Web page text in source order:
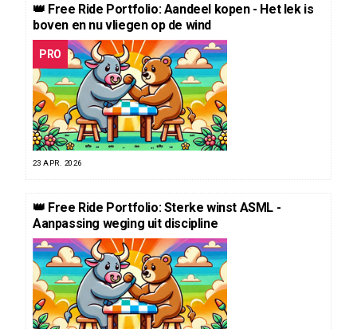
👑 Free Ride Portfolio: Aandeel kopen - Het lek is
boven en nu vliegen op de wind
PRO
23 APR. 2026
👑 Free Ride Portfolio: Sterke winst ASML -
Aanpassing weging uit discipline